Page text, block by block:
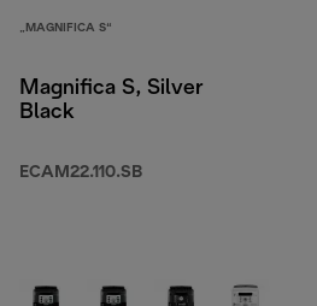
„MAGNIFICA S“
Magnifica S, Silver
Black
ECAM22.110.SB